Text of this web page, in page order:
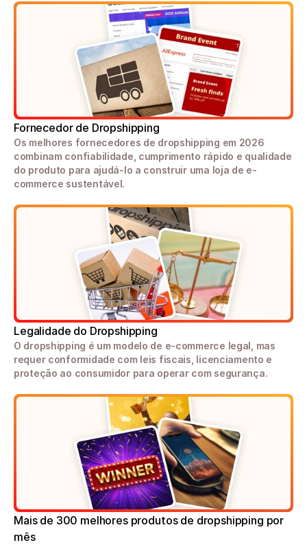
Fornecedor de Dropshipping
Os melhores fornecedores de dropshipping em 2026
combinam confiabilidade, cumprimento rápido e qualidade
do produto para ajudá-lo a construir uma loja de e-
commerce sustentável.
Legalidade do Dropshipping
O dropshipping é um modelo de e-commerce legal, mas
requer conformidade com leis fiscais, licenciamento e
proteção ao consumidor para operar com segurança.
Mais de 300 melhores produtos de dropshipping por
mês